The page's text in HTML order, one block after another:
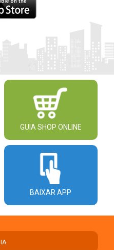
GUIA SHOP ONLINE
BAIXAR APP